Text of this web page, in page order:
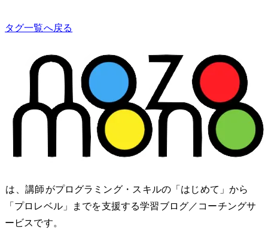
タグ一覧へ戻る
nozomono は、講師 shibomb がプログラミング・IT スキルの「はじめて」から
「プロレベル」までを支援する学習ブログ／コーチングサ
ービスです。